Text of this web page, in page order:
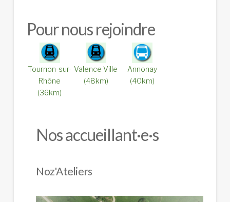
Pour nous rejoindre
Tournon-sur-
Rhône
(36km)
Valence Ville
(48km)
Annonay
(40km)
Nos accueillant·e·s
Noz'Ateliers